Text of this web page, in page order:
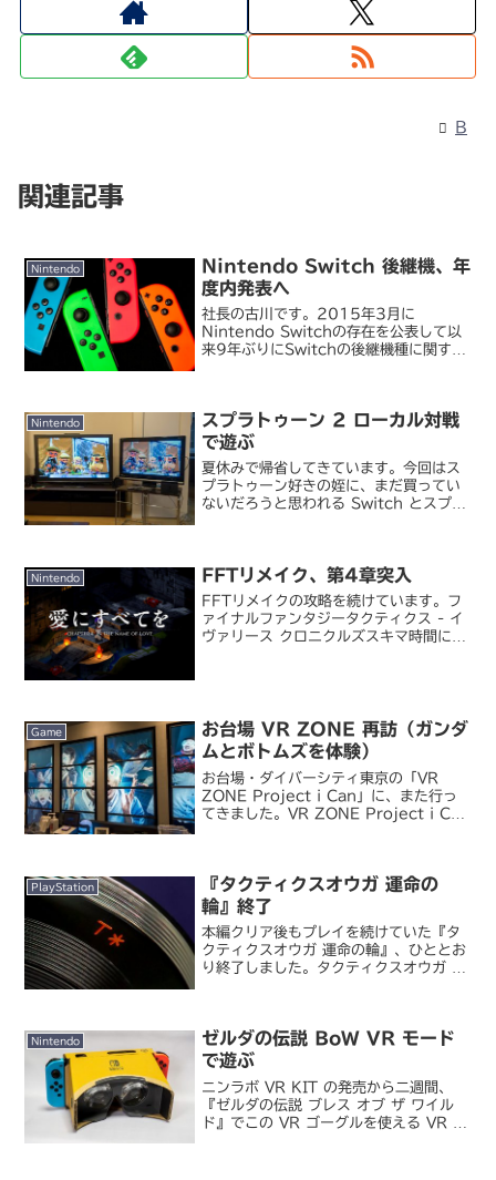
B
関連記事
Nintendo
Nintendo Switch 後継機、年
度内発表へ
社長の古川です。2015年3月に
Nintendo Switchの存在を公表して以
来9年ぶりにSwitchの後継機種に関する
Nintendo
スプラトゥーン 2 ローカル対戦
で遊ぶ
夏休みで帰省してきています。今回はス
プラトゥーン好きの姪に、まだ買ってい
ないだろうと思われる Switch とスプラ
元々そん...
Nintendo FFTリメイク、第4章突入
FFTリメイクの攻略を続けています。フ
ァイナルファンタジータクティクス - イ
ヴァリース クロニクルズスキマ時間にち
Game
お台場 VR ZONE 再訪（ガンダ
ムとボトムズを体験）
お台場・ダイバーシティ東京の「VR
ZONE Project i Can」に、また行っ
てきました。VR ZONE Project i Can
PlayStation
『タクティクスオウガ 運命の
輪』終了
本編クリア後もプレイを続けていた『タ
クティクスオウガ 運命の輪』、ひととお
り終了しました。タクティクスオウガ 運
みですが、これだけで...
Nintendo
ゼルダの伝説 BoW VR モード
で遊ぶ
ニンラボ VR KIT の発売から二週間、
『ゼルダの伝説 ブレス オブ ザ ワイル
ド』でこの VR ゴーグルを使える VR モ